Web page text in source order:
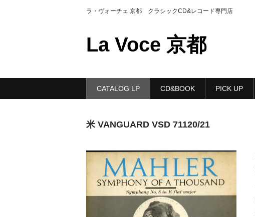
ラ・ヴォーチェ 京都 クラシックCD&レコード専門店
La Voce 京都
CATALOG LP CD&BOOK PICK UP
米 VANGUARD VSD 71120/21